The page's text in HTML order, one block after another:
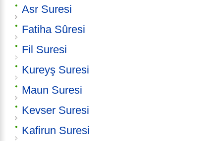
Asr Suresi
Fatiha Sûresi
Fil Suresi
Kureyş Suresi
Maun Suresi
Kevser Suresi
Kafirun Suresi